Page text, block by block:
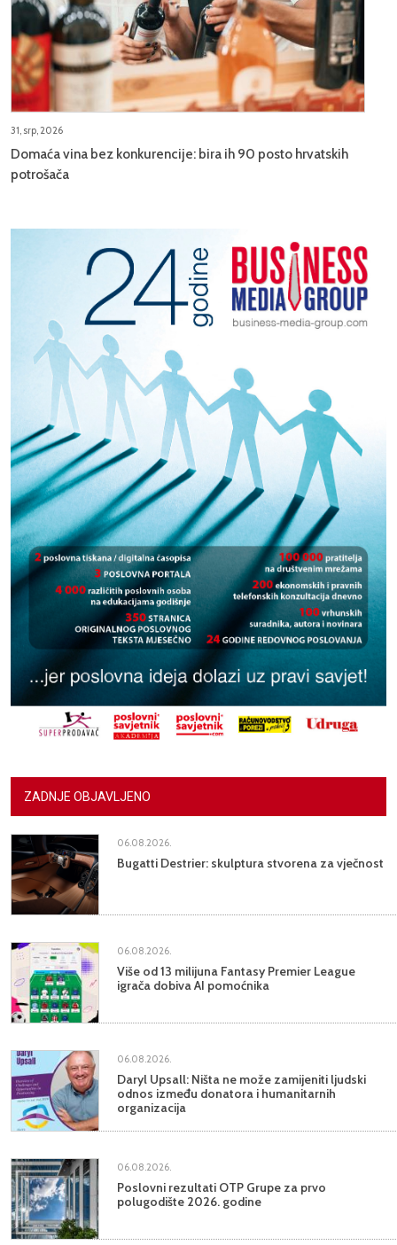
31, srp, 2026
Domaća vina bez konkurencije: bira ih 90 posto hrvatskih
potrošača
ZADNJE OBJAVLJENO
06.08.2026.
Bugatti Destrier: skulptura stvorena za vječnost
06.08.2026.
Više od 13 milijuna Fantasy Premier League
igrača dobiva AI pomoćnika
06.08.2026.
Daryl Upsall: Ništa ne može zamijeniti ljudski
odnos između donatora i humanitarnih
organizacija
06.08.2026.
Poslovni rezultati OTP Grupe za prvo
polugodište 2026. godine